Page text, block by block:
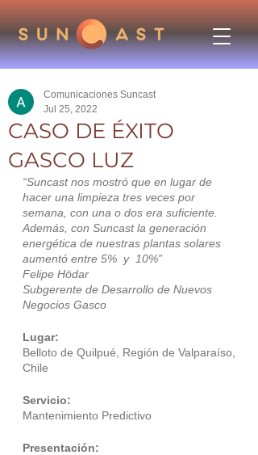
CASO DE ÉXITO
GASCO LUZ
Comunicaciones Suncast
Jul 25, 2022
“Suncast nos mostró que en lugar de
hacer una limpieza tres veces por
semana, con una o dos era suficiente.
Además, con Suncast la generación
energética de nuestras plantas solares
aumentó entre 5%  y  10%”
Felipe Hödar
Subgerente de Desarrollo de Nuevos
Negocios Gasco
Lugar:
Belloto de Quilpué, Región de Valparaíso,
Chile
Servicio:
Mantenimiento Predictivo
Presentación: